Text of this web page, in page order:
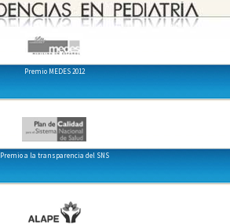
Premio MEDES 2012
Premio a la transparencia del SNS